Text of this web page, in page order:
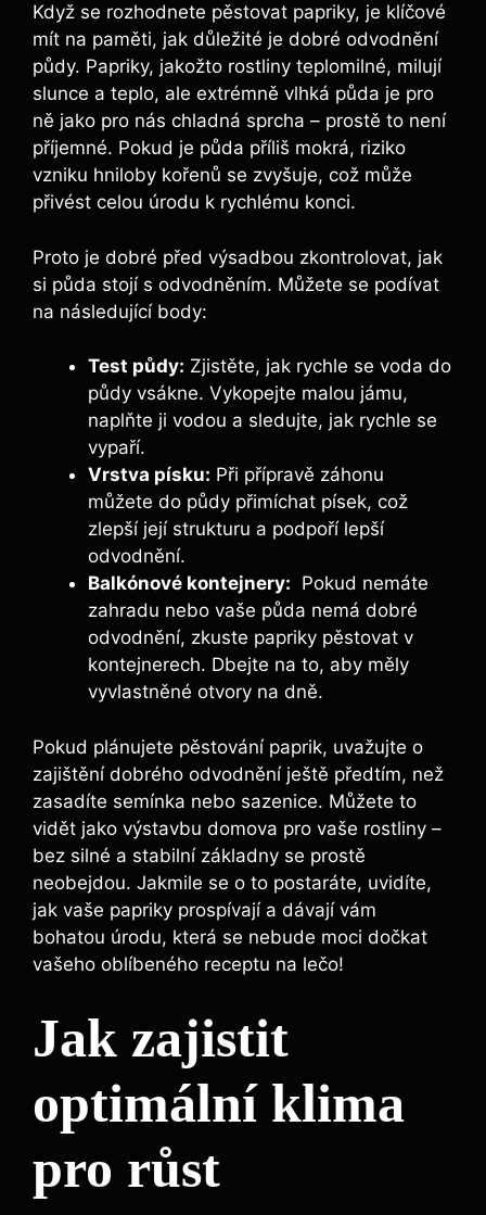
Když se rozhodnete pěstovat papriky, je⁣ klíčové
mít ‍na paměti,⁤ jak důležité je dobré odvodnění
půdy. ⁤Papriky,‌ jakožto rostliny teplomilné, milují
⁤slunce ⁣a teplo, ale extrémně‍ vlhká půda‌ je pro
ně jako pro​ nás chladná sprcha – ⁤prostě ⁤to není
příjemné. Pokud je půda příliš mokrá, riziko
vzniku hniloby kořenů se zvyšuje, což může
přivést celou úrodu k ‍rychlému konci.
Proto je dobré před výsadbou zkontrolovat, jak
si⁢ půda ⁤stojí s odvodněním. Můžete‌ se podívat
na následující body:
Test půdy: Zjistěte, jak‌ rychle se ​voda do
⁣půdy vsákne. Vykopejte malou jámu,
naplňte⁣ ji vodou a sledujte,⁢ jak rychle se
vypaří.
Vrstva písku: Při přípravě záhonu
můžete⁤ do‍ půdy přimíchat​ písek,⁤ což
zlepší její strukturu a ⁣podpoří lepší
odvodnění.
Balkónové kontejnery: ​ Pokud nemáte
⁤zahradu‌ nebo vaše půda nemá ​dobré⁤
odvodnění, zkuste papriky pěstovat v
kontejnerech. Dbejte na to, ‍aby měly
vyvlastněné otvory na dně.
Pokud plánujete pěstování paprik,‍ uvažujte o
zajištění dobrého odvodnění ještě předtím, ‍než
zasadíte semínka⁤ nebo sazenice. Můžete to
vidět jako výstavbu domova ‌pro vaše rostliny –
bez silné ⁢a stabilní základny se prostě
⁤neobejdou. Jakmile se o to postaráte,⁤ uvidíte,
jak ​vaše papriky ‌prospívají a dávají vám‌
bohatou úrodu,‌ která se nebude moci dočkat
vašeho oblíbeného receptu ‍na lečo!
Jak zajistit
optimální‌ klima‍
pro růst